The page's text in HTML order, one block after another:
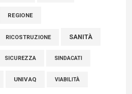
REGIONE
RICOSTRUZIONE SANITÀ
SICUREZZA SINDACATI
UNIVAQ VIABILITÀ